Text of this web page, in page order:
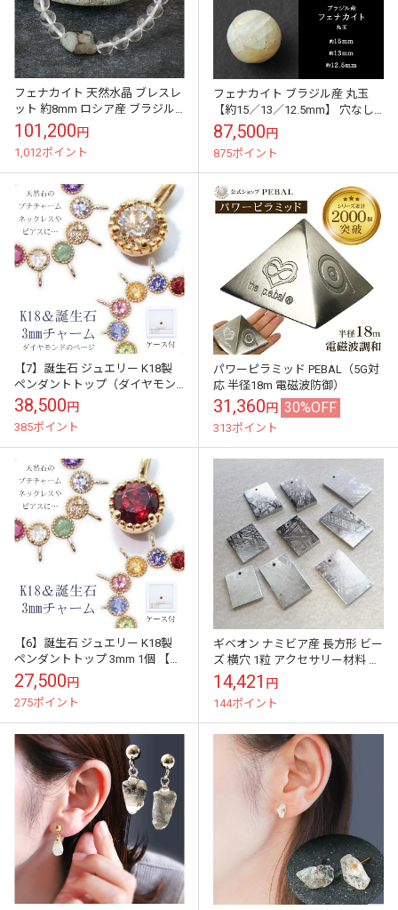
フェナカイト 天然水晶 ブレスレ
ット 約8mm ロシア産 ブラジル
産 山梨甲府研磨 原石 手研磨 希
少石 ヒーリング 浄化 天然石...
101,200円
1,012ポイント
フェナカイト ブラジル産 丸玉
【約15／13／12.5mm】 穴なし
天然石 鑑賞 鉱物 浄化 お守り 証
明書付 【 一点物 】
87,500円
875ポイント
【7】誕生石 ジュエリー K18製
ペンダントトップ（ダイヤモン
ド） 3mm 1個 【ラッピング無
料】天然石 ゴールド 18金 ペ...
38,500円
385ポイント
パワーピラミッド PEBAL（5G対
応 半径18m 電磁波防御）
31,360円 30%OFF
313ポイント
【6】誕生石 ジュエリー K18製
ペンダントトップ 3mm 1個 【ラ
ッピング無料】天然石 ゴールド
18金 ペンダント ネック...
27,500円
275ポイント
ギベオン ナミビア産 長方形 ビー
ズ 横穴 1粒 アクセサリー材料 日
本製
14,421 円
144ポイント